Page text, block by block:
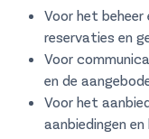
Voor het
reservaties en
Voor
en de
Voor het
aanbiedingen